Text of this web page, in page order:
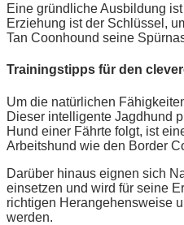
Eine gründliche Ausbildung
Erziehung ist der Schlüssel,
Tan Coonhound seine
Trainingstipps für den
Um die natürlichen
Dieser intelligente Jagdhund
Hund einer Fährte folgt, ist
Arbeitshund wie den Border
Darüber hinaus eignen sich
einsetzen und wird für seine
richtigen Herangehensweise
werden.